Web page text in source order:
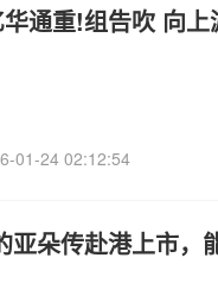
通重!组告吹 向
01-24 02:12:54
亚朵传赴港上市，